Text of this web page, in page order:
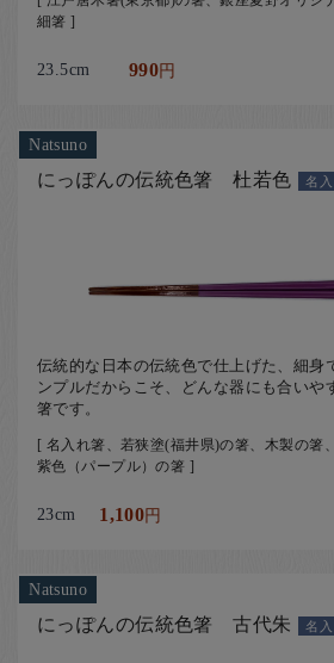
English
細箸 ]
23.5cm 990円
Natsuno
にっぽんの伝統色箸 杜若色 名
伝統的な日本の伝統色で仕上げた、細身
ンプルだからこそ、どんな器にも合いや
箸です。
[ 名入れ箸、若狭塗(福井県)の箸、木製の箸
紫色（パープル）の箸 ]
23cm 1,100円
Natsuno
にっぽんの伝統色箸 古代朱 名